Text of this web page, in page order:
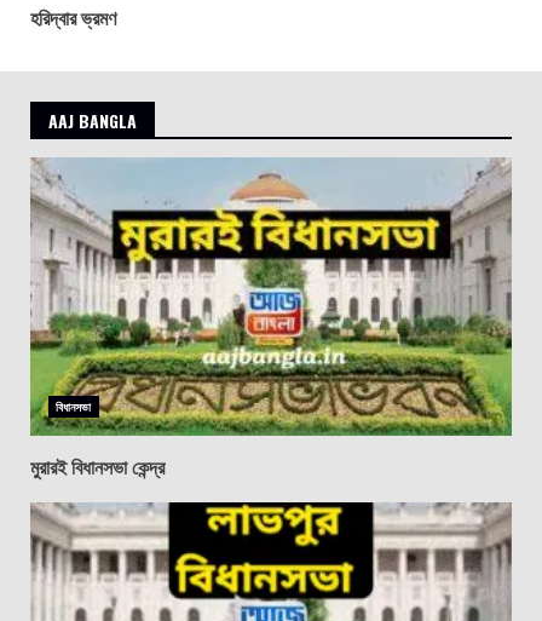
হরিদ্বার ভ্রমণ
AAJ BANGLA
বিধানসভা
মুরারই বিধানসভা কেন্দ্র